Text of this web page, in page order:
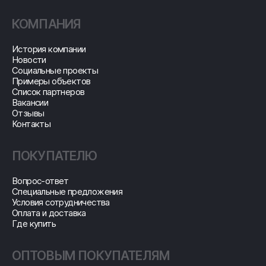
КОМПАНИЯ
История компании
Новости
Социальные проекты
Примеры объектов
Список партнеров
Вакансии
Отзывы
Контакты
ПОКУПАТЕЛЮ
Вопрос-ответ
Специальные предложения
Условия сотрудничества
Оплата и доставка
Где купить
ОПТОВЫМ ПОКУПАТЕЛЯМ